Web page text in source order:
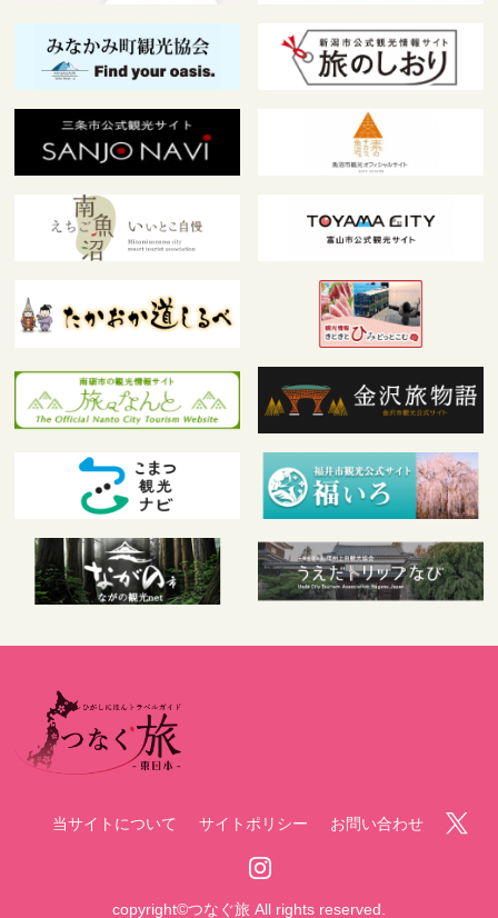
当サイトについて サイトポリシー お問い合わせ
copyright©つなぐ旅 All rights reserved.